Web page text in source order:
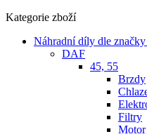
Kategorie zboží
Náhradní díly dle značky
DAF
45, 55
Brzdy
Filtry
Motor